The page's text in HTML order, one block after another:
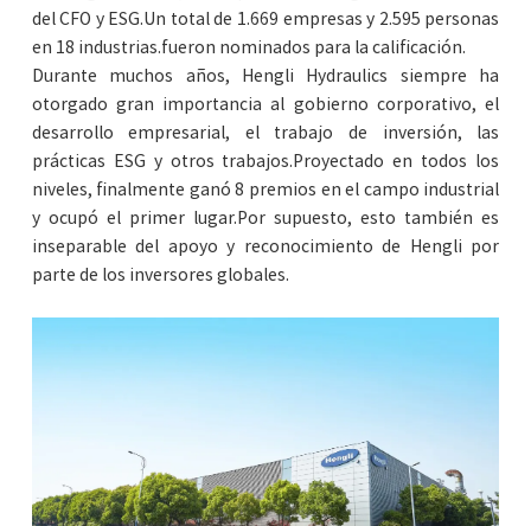
del CFO y ESG.Un total de 1.669 empresas y 2.595 personas
en 18 industrias.fueron nominados para la calificación.
Durante muchos años, Hengli Hydraulics siempre ha
otorgado gran importancia al gobierno corporativo, el
desarrollo empresarial, el trabajo de inversión, las
prácticas ESG y otros trabajos.Proyectado en todos los
niveles, finalmente ganó 8 premios en el campo industrial
y ocupó el primer lugar.Por supuesto, esto también es
inseparable del apoyo y reconocimiento de Hengli por
parte de los inversores globales.